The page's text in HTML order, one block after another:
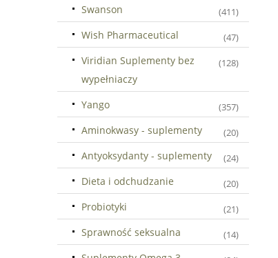
Swanson (411)
Wish Pharmaceutical (47)
Viridian Suplementy bez
wypełniaczy
(128)
Yango (357)
Aminokwasy - suplementy (20)
Antyoksydanty - suplementy (24)
Dieta i odchudzanie (20)
Probiotyki (21)
Sprawność seksualna (14)